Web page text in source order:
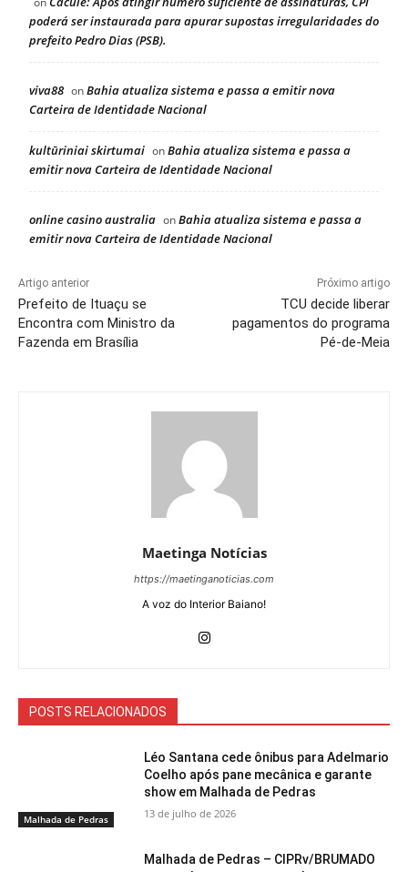
poderá ser instaurada para apurar supostas irregularidades do
prefeito Pedro Dias (PSB).
viva88 onBahia atualiza sistema e passa a emitir nova
Carteira de Identidade Nacional
kultūriniai skirtumai onBahia atualiza sistema e passa a
emitir nova Carteira de Identidade Nacional
online casino australia onBahia atualiza sistema e passa a
emitir nova Carteira de Identidade Nacional
Artigo anterior
Prefeito de Ituaçu se
Encontra com Ministro da
Fazenda em Brasília
Próximo artigo
TCU decide liberar
pagamentos do programa
Pé-de-Meia
Maetinga Notícias
https://maetinganoticias.com
A voz do Interior Baiano!
POSTS RELACIONADOS
Malhada de Pedras
Léo Santana cede ônibus para Adelmario
Coelho após pane mecânica e garante
show em Malhada de Pedras
13 de julho de 2026
Malhada de Pedras – CIPRv/BRUMADO